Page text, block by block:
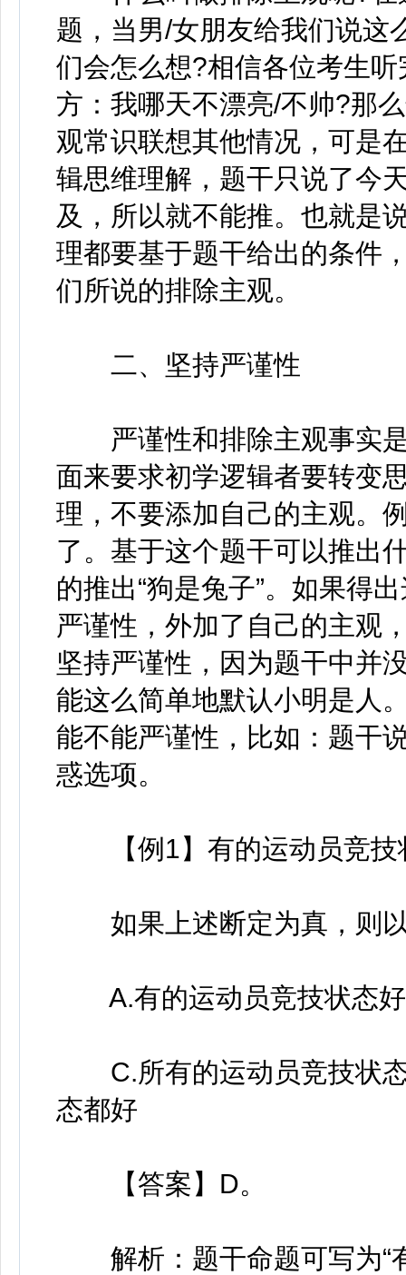
题，当男/女朋友给我们说这
们会怎么想?相信各位考生
方：我哪天不漂亮/不帅?那
观常识联想其他情况，可是
辑思维理解，题干只说了今
及，所以就不能推。也就是
理都要基于题干给出的条件
们所说的排除主观。
二、坚持严谨性
严谨性和排除主观事实是
面来要求初学逻辑者要转变
理，不要添加自己的主观。
了。基于这个题干可以推出
的推出“狗是兔子”。如果得
严谨性，外加了自己的主观
坚持严谨性，因为题干中并
能这么简单地默认小明是人
能不能严谨性，比如：题干
惑选项。
【例1】有的运动员竞技
如果上述断定为真，则以
A.有的运动员竞技状态好
C.所有的运动员竞技状态
态都好
【答案】D。
解析：题干命题可写为“